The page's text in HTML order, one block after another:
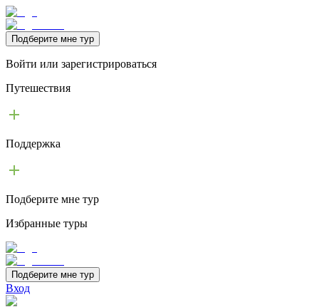
Подберите мне тур
Войти или зарегистрироваться
Путешествия
Поддержка
Подберите мне тур
Избранные туры
Подберите мне тур
Вход